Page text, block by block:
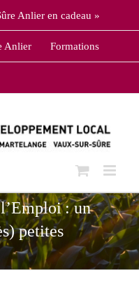
Anlier en cadeau »
Anlier Formations
: un
petites